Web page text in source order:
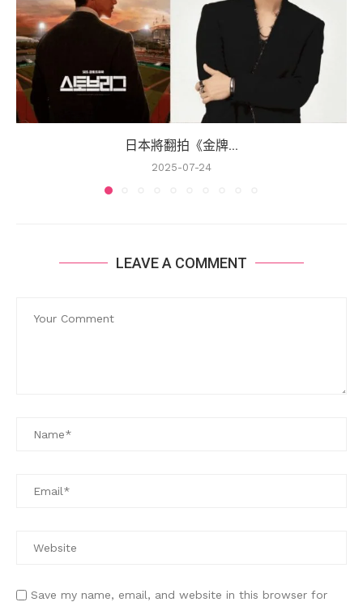
日本將翻拍《金牌...
2025-07-24
LEAVE A COMMENT
Save my name, email, and website in this browser for